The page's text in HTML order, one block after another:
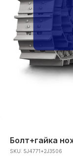
Болт+гайка
SKU: 5J4771+2J3506